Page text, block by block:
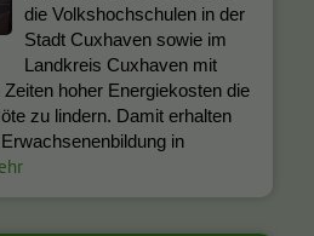
die Volkshochschulen in der
Stadt Cuxhaven sowie im
Landkreis Cuxhaven mit
hoher Energiekosten die
zu lindern. Damit erhalten
in